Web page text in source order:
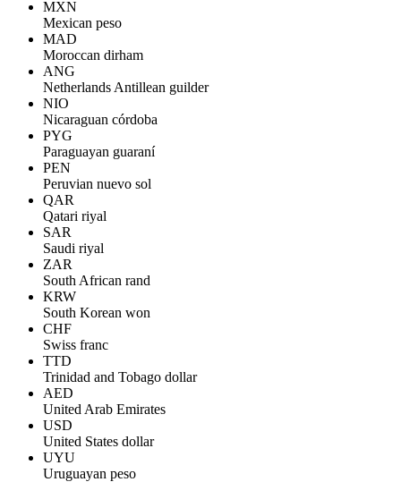
MXN
Mexican peso
MAD
Moroccan dirham
ANG
Netherlands Antillean guilder
NIO
Nicaraguan córdoba
PYG
Paraguayan guaraní
PEN
Peruvian nuevo sol
QAR
Qatari riyal
SAR
Saudi riyal
ZAR
South African rand
KRW
South Korean won
CHF
Swiss franc
TTD
Trinidad and Tobago dollar
AED
United Arab Emirates
USD
United States dollar
UYU
Uruguayan peso